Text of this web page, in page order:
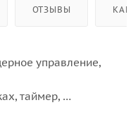
ОТЗЫВЫ КАК
управление,
таймер,